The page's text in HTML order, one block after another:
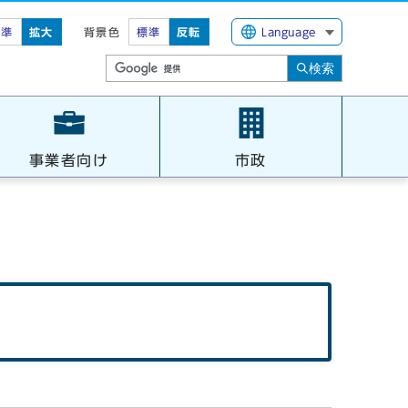
拡大 背景色 標準 反転 Language
検索
事業者向け 市政